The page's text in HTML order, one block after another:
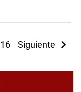
16 17 18 19
Siguiente